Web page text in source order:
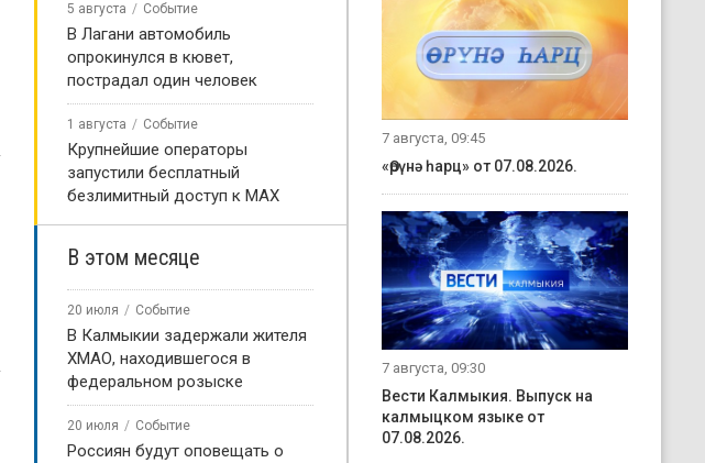
5 августа Событие
В Лагани автомобиль
опрокинулся в кювет,
пострадал один человек
1 августа Событие
Крупнейшие операторы
запустили бесплатный
безлимитный доступ к MAX
В этом месяце
20 июля Событие
В Калмыкии задержали жителя
ХМАО, находившегося в
федеральном розыске
20 июля Событие
Россиян будут оповещать о
7 августа, 09:45
«Өрүнә һарц» от 07.08.2026.
7 августа, 09:30
Вести Калмыкия. Выпуск на
калмыцком языке от
07.08.2026.